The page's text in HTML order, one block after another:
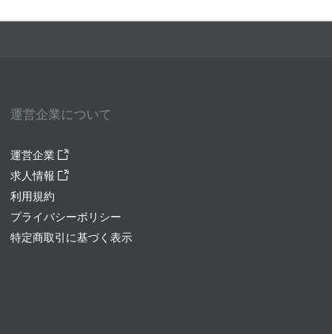
運営企業について
運営企業
求人情報
利用規約
プライバシーポリシー
特定商取引に基づく表示